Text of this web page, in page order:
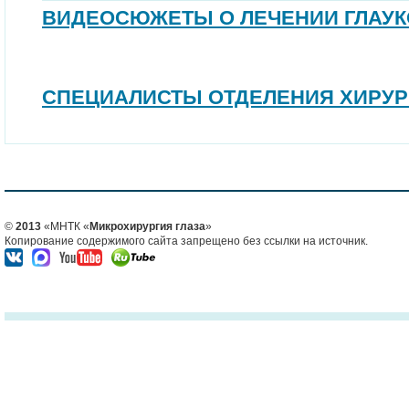
ВИДЕОСЮЖЕТЫ О ЛЕЧЕНИИ
СПЕЦИАЛИСТЫ ОТДЕЛЕНИЯ
© 2013 «МНТК « Микрохирургия глаза»
Копирование содержимого сайта запрещено без ссылки на источник.